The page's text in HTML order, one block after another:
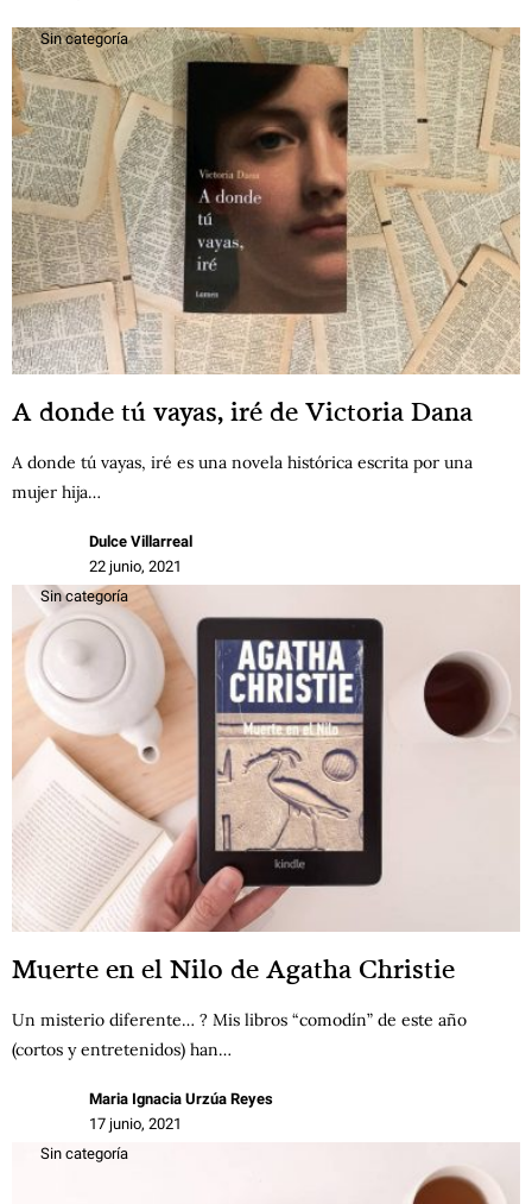
Sin categoría
A donde tú vayas, iré de Victoria Dana
A donde tú vayas, iré es una novela histórica escrita por una
mujer hija…
Dulce Villarreal
22 junio, 2021
Sin categoría
Muerte en el Nilo de Agatha Christie
Un misterio diferente… ? Mis libros “comodín” de este año
(cortos y entretenidos) han…
Maria Ignacia Urzúa Reyes
17 junio, 2021
Sin categoría